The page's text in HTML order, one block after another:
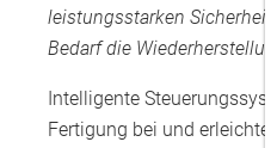
leistungsstarken
Bedarf die
Intelligente
Fertigung bei und